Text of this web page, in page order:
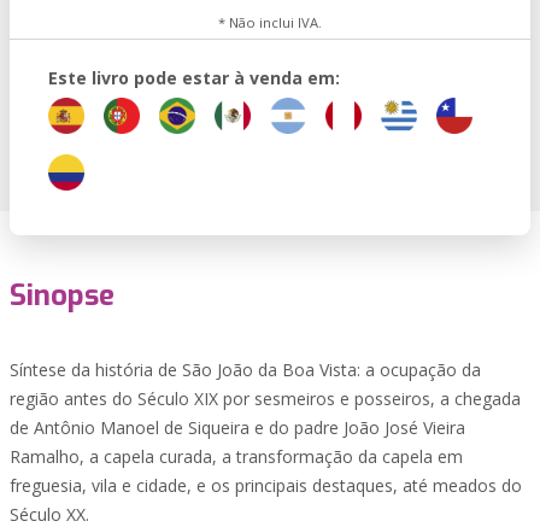
* Não inclui IVA.
Este livro pode estar à venda em:
Sinopse
Síntese da história de São João da Boa Vista: a ocupação da
região antes do Século XIX por sesmeiros e posseiros, a chegada
de Antônio Manoel de Siqueira e do padre João José Vieira
Ramalho, a capela curada, a transformação da capela em
freguesia, vila e cidade, e os principais destaques, até meados do
Século XX.